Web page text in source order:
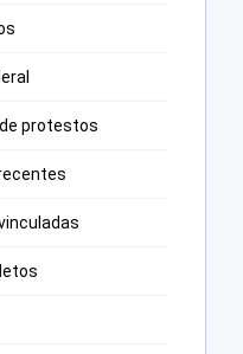
protestos